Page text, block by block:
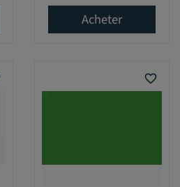
Acheter
favorite_border